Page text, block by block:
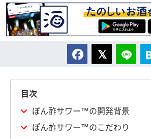
目次
ぽん酢サワー™の開発背景
ぽん酢サワー™のこだわり